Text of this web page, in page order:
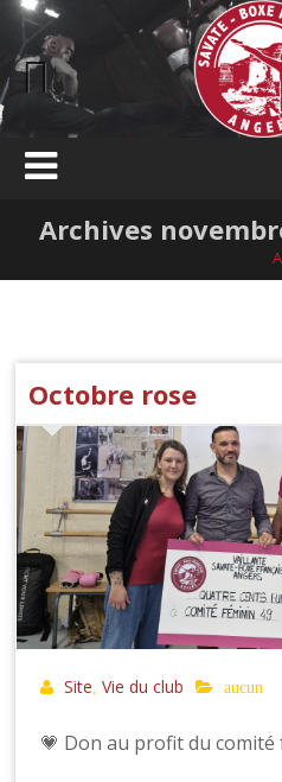
Skip
content
Archives
Octobre rose
Site ,Vie du club aucun
💗 Don au profit du comité